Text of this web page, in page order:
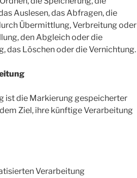
Auslesen, das Abfragen, die
Übermittlung, Verbreitung oder
den Abgleich oder die
das Löschen oder die Vernichtung.
ist die Markierung gespeicherter
Ziel, ihre künftige Verarbeitung
Verarbeitung